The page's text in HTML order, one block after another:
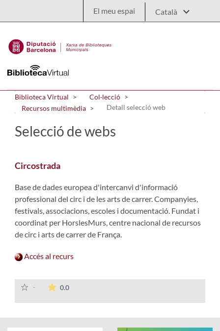
El meu espai
Biblioteca Virtual
Col·lecció
Recursos multimèdia
Detall selecció web
Selecció de webs
Circostrada
Base de dades europea d'intercanvi d'informació
professional del circ i de les arts de carrer. Companyies,
festivals, associacions, escoles i documentació. Fundat i
coordinat per HorslesMurs, centre nacional de recursos
de circ i arts de carrer de França.
Accés al recurs
- 0.0La mitjana de les valoracions és de 0 estrelles